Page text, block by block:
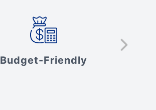
Budget-Friendly